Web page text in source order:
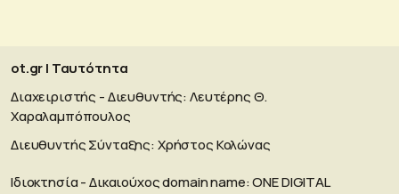
ot.gr | Ταυτότητα
Διαχειριστής - Διευθυντής: Λευτέρης Θ.
Χαραλαμπόπουλος
Διευθυντής Σύνταξης: Χρήστος Κολώνας
Ιδιοκτησία - Δικαιούχος domain name: ΟΝΕ DIGITAL